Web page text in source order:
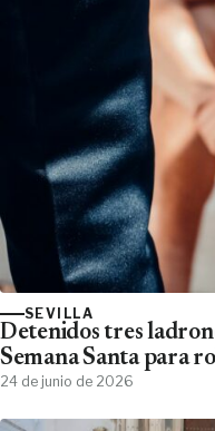
SEVILLA
Detenidos tres
Semana Santa para
24 de junio de 2026